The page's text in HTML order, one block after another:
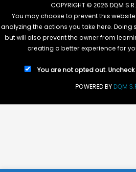
COPYRIGHT © 2026 DQM
You may choose to prevent this
analyzing the actions you take here. Doing
but will also prevent the owner from
creating a better experience for
You are not opted out.
POWERED BYDQM